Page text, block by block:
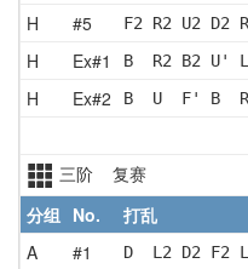
H #5 F2 R2 U2
H Ex#1 B  R2 B2 U'
H Ex#2 B  U  F' B
三阶 复赛
分组 No.
打乱
A
#1 D  L2 D2